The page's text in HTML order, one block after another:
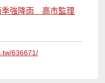
季強降雨 高市監理
636671/